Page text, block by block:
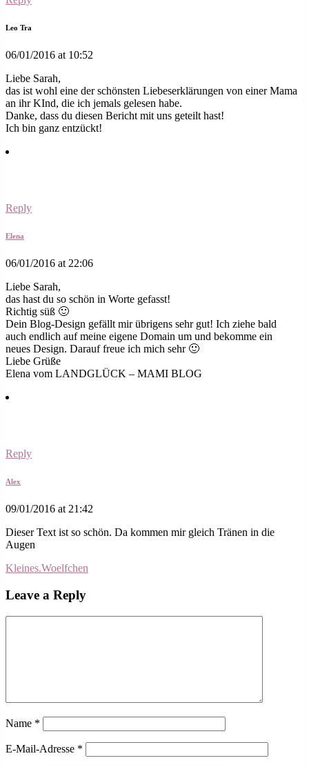
Leo Tra
06/01/2016 at 10:52
Liebe Sarah,
das ist wohl eine der schönsten Liebeserklärungen von einer Mama
an ihr KInd, die ich jemals gelesen habe.
Danke, dass du diesen Bericht mit uns geteilt hast!
Ich bin ganz entzückt!
Reply
Elena
06/01/2016 at 22:06
Liebe Sarah,
das hast du so schön in Worte gefasst!
Richtig süß 🙂
Dein Blog-Design gefällt mir übrigens sehr gut! Ich ziehe bald
auch endlich auf meine eigene Domain um und bekomme ein
neues Design. Darauf freue ich mich sehr 🙂
Liebe Grüße
Elena vom LANDGLÜCK – MAMI BLOG
Reply
Alex
09/01/2016 at 21:42
Dieser Text ist so schön. Da kommen mir gleich Tränen in die
Augen
Kleines.Woelfchen
Leave a Reply
Name *
E-Mail-Adresse *